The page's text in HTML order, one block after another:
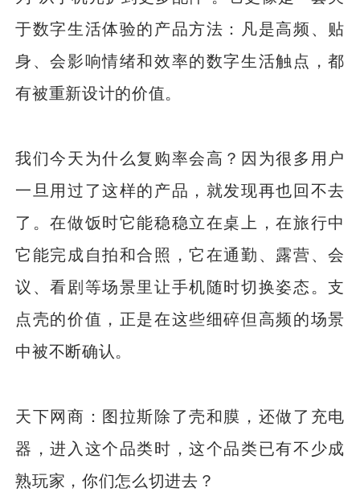
于数字生活体验的产品方法：凡是高频、贴
身、会影响情绪和效率的数字生活触点，都
有被重新设计的价值。
我们今天为什么复购率会高？因为很多用户
一旦用过了这样的产品，就发现再也回不去
了。在做饭时它能稳稳立在桌上，在旅行中
它能完成自拍和合照，它在通勤、露营、会
议、看剧等场景里让手机随时切换姿态。支
点壳的价值，正是在这些细碎但高频的场景
中被不断确认。
天下网商：图拉斯除了壳和膜，还做了充电
器，进入这个品类时，这个品类已有不少成
熟玩家，你们怎么切进去？